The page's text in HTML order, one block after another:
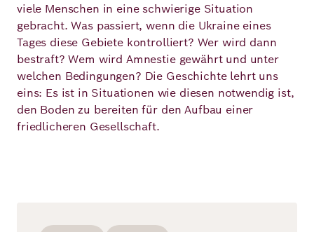
viele Menschen in eine schwierige Situation
gebracht. Was passiert, wenn die Ukraine eines
Tages diese Gebiete kontrolliert? Wer wird dann
bestraft? Wem wird Amnestie gewährt und unter
welchen Bedingungen? Die Geschichte lehrt uns
eins: Es ist in Situationen wie diesen notwendig ist,
den Boden zu bereiten für den Aufbau einer
friedlicheren Gesellschaft.